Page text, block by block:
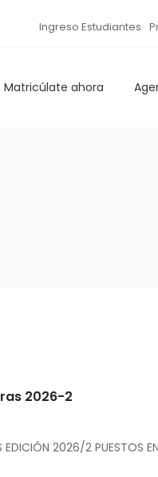
Ingreso Estudiantes
Matricúlate ahora
2026-2
EDICIÓN 2026/2 PUESTOS